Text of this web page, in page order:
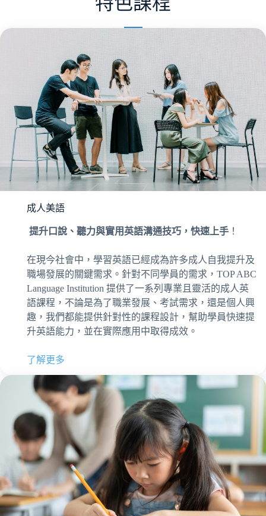
成人美語
提升口說、聽力與實用英語溝通技巧，快速上手 ！
在現今社會中，學習英語已經成為許多成人自我提升及
職場發展的關鍵需求。針對不同學員的需求，TOP ABC
Language Institution 提供了一系列專業且靈活的成人英
語課程，不論是為了職業發展、考試需求，還是個人興
趣，我們都能提供針對性的課程設計，幫助學員快速提
升英語能力，並在實際應用中取得成效。
了解更多